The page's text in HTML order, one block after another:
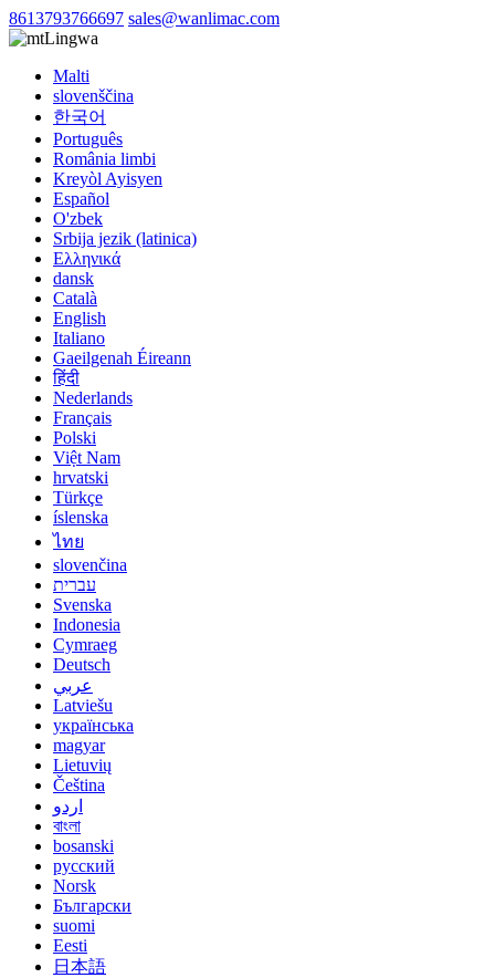
8613793766697 sales@wanlimac.com
Lingwa
Malti
slovenščina
한국어
Português
România limbi
Kreyòl Ayisyen
Español
O'zbek
Srbija jezik (latinica)
Ελληνικά
dansk
Català
English
Italiano
Gaeilgenah Éireann
हिंदी
Nederlands
Français
Polski
Việt Nam
hrvatski
Türkçe
íslenska
ไทย
slovenčina
עברית
Svenska
Indonesia
Cymraeg
Deutsch
عربي
Latviešu
українська
magyar
Lietuvių
Čeština
اردو
বাংলা
bosanski
русский
Norsk
Български
suomi
Eesti
日本語